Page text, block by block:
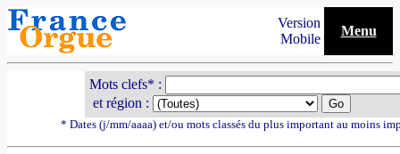
Version
Mobile
Menu
Mots clefs* :
et région :
* Dates (j/mm/aaaa) et/ou mots classés du plus important au moins